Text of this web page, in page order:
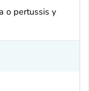
o pertussisy